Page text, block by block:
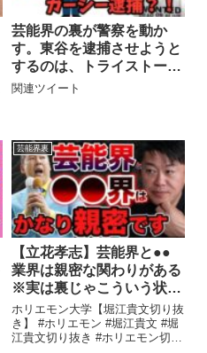
芸能界の裏が警察を動か
す。東谷を逮捕させようと
するのは、トライストーン
か新田真剣佑か？！『ガー
関連ツイート
芸能界裏
【立花孝志】芸能界と●●
業界は親密な関わりがある
※実は裏じゃこういう状態
なんですよと暴露【ガーシ
ー ホリエモン 切り抜き】
ホリエモン大学【堀江貴文切り抜
き】 #ホリエモン #堀江貴文 #堀
江貴文切り抜き #ホリエモン切り